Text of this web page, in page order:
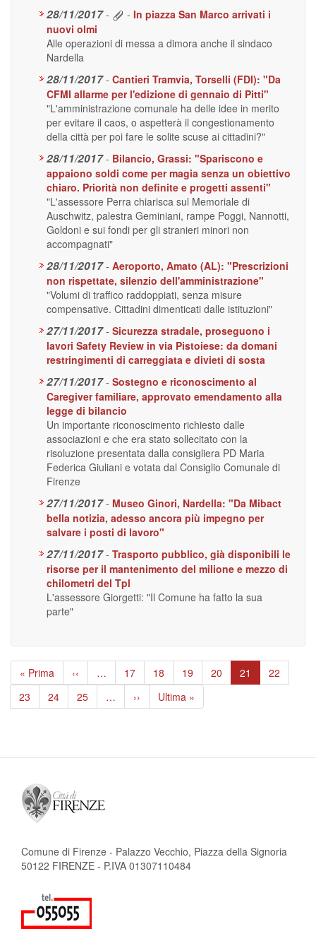
28/11/2017 - - In piazza San Marco arrivati i
nuovi olmi
Alle operazioni di messa a dimora anche il sindaco
Nardella
28/11/2017 - Cantieri Tramvia, Torselli (FDI): "Da
CFMI allarme per l'edizione di gennaio di Pitti"
"L'amministrazione comunale ha delle idee in merito
per evitare il caos, o aspetterà il congestionamento
della città per poi fare le solite scuse ai cittadini?"
28/11/2017 - Bilancio, Grassi: "Spariscono e
appaiono soldi come per magia senza un obiettivo
chiaro. Priorità non definite e progetti assenti"
"L'assessore Perra chiarisca sul Memoriale di
Auschwitz, palestra Geminiani, rampe Poggi, Nannotti,
Goldoni e sui fondi per gli stranieri minori non
accompagnati"
28/11/2017 - Aeroporto, Amato (AL): "Prescrizioni
non rispettate, silenzio dell'amministrazione"
"Volumi di traffico raddoppiati, senza misure
compensative. Cittadini dimenticati dalle istituzioni"
27/11/2017 - Sicurezza stradale, proseguono i
lavori Safety Review in via Pistoiese: da domani
restringimenti di carreggiata e divieti di sosta
27/11/2017 - Sostegno e riconoscimento al
Caregiver familiare, approvato emendamento alla
legge di bilancio
Un importante riconoscimento richiesto dalle
associazioni e che era stato sollecitato con la
risoluzione presentata dalla consigliera PD Maria
Federica Giuliani e votata dal Consiglio Comunale di
Firenze
27/11/2017 - Museo Ginori, Nardella: "Da Mibact
bella notizia, adesso ancora più impegno per
salvare i posti di lavoro"
27/11/2017 - Trasporto pubblico, già disponibili le
risorse per il mantenimento del milione e mezzo di
chilometri del Tpl
L'assessore Giorgetti: "Il Comune ha fatto la sua
parte"
Paginazione
Prima
pagina
« Prima
Pagina
precedente
‹‹ … Page
17 Page
18 Page
19 Page
20
Pagina
attuale
21 Page
22
Page
23 Page
24 Page
25 …
Pagina
successiva
››
Ultima
pagina
Ultima »
Comune di Firenze - Palazzo Vecchio, Piazza della Signoria
50122 FIRENZE - P.IVA 01307110484